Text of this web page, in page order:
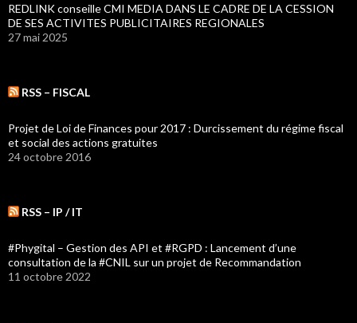
REDLINK conseille CMI MEDIA DANS LE CADRE DE LA CESSION
DE SES ACTIVITES PUBLICITAIRES REGIONALES
27 mai 2025
RSS – FISCAL
Projet de Loi de Finances pour 2017 : Durcissement du régime fiscal
et social des actions gratuites
24 octobre 2016
RSS – IP / IT
#Phygital – Gestion des API et #RGPD : Lancement d’une
consultation de la #CNIL sur un projet de Recommandation
11 octobre 2022